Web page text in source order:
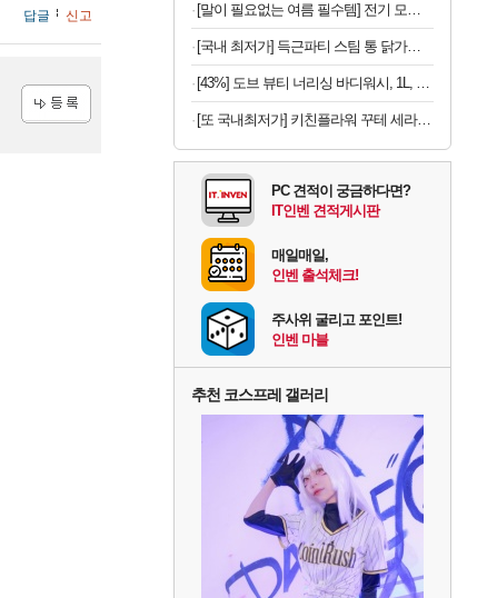
답글
신고 [말이 필요없는 여름 필수템] 전기 모기채 x 2개
[국내 최저가] 득근파티 스팀 통 닭가슴살 6종 혼합 x 30팩
[43%] 도브 뷰티 너리싱 바디워시, 1L, 2개
[또 국내최저가] 키친플라워 꾸테 세라믹 인덕션 냄비 편수 18cm x 2개
PC 견적이 궁금하다면?
IT인벤 견적게시판
매일매일,
인벤 출석체크!
주사위 굴리고 포인트!
인벤 마블
추천 코스프레 갤러리